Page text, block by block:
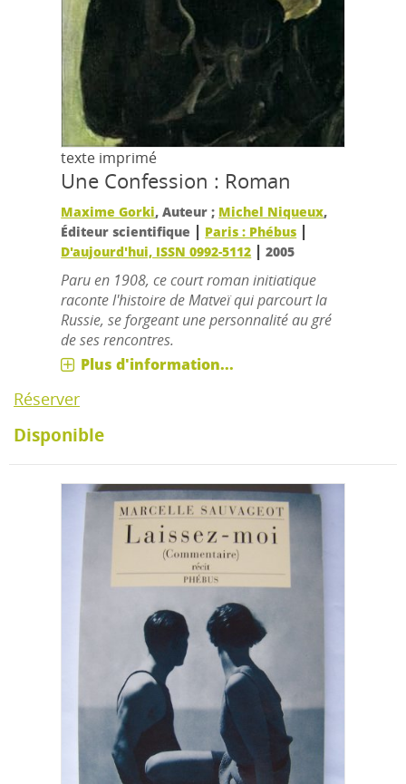
texte imprimé
Une Confession : Roman
Maxime Gorki, Auteur ; Michel Niqueux,
Éditeur scientifique | Paris : Phébus |
D'aujourd'hui, ISSN 0992-5112 |2005
Paru en 1908, ce court roman initiatique
raconte l'histoire de Matveï qui parcourt la
Russie, se forgeant une personnalité au gré
de ses rencontres.
Plus d'information...
Réserver
Disponible